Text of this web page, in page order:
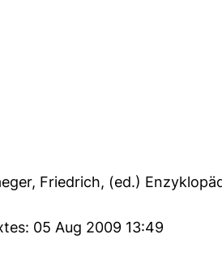
Friedrich, (ed.)
05 Aug 2009 13:49